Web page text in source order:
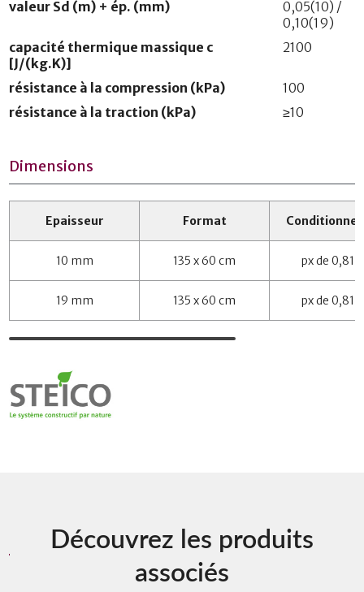
valeur Sd (m) + ép. (mm)
0,05(10) /
0,10(19)
capacité thermique massique c
[J/(kg.K)]
2100
résistance à la compression (kPa)
100
résistance à la traction (kPa)
≥10
Dimensions
Epaisseur Format
10 mm 135 x 60 cm px de 0,81
19 mm 135 x 60 cm px de 0,81
Découvrez les produits
associés